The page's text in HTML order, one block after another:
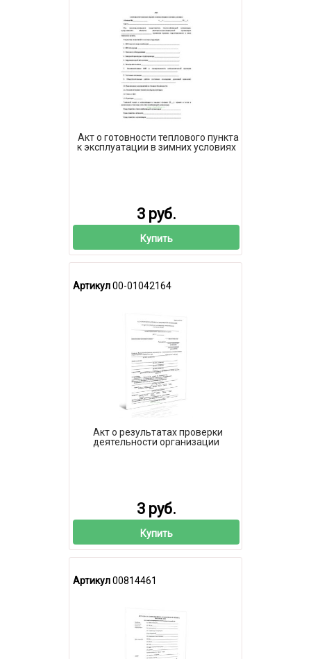
Акт о готовности теплового пункта
к эксплуатации в зимних условиях
3 руб.
Купить
Артикул00-01042164
Акт о результатах проверки
деятельности организации
3 руб.
Купить
Артикул00814461